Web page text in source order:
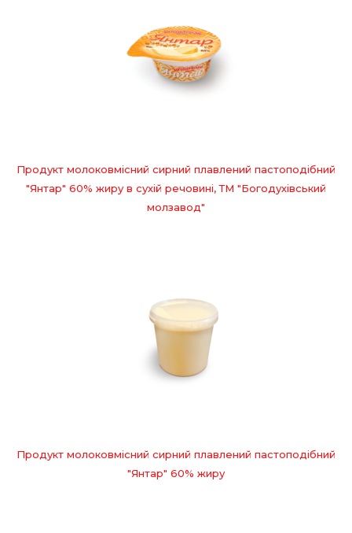
Продукт молоковмісний сирний плавлений пастоподібний
"Янтар" 60% жиру в сухій речовині, ТМ "Богодухівський
молзавод"
Продукт молоковмісний сирний плавлений пастоподібний
"Янтар" 60% жиру